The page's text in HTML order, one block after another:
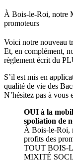
À Bois-le-Roi, notre
promoteurs
Voici notre nouveau
Et, en complément,
règlement écrit du
S’il est mis en
qualité de vie des
N’hésitez pas à vous
OUI à la
spoliation de
À Bois-le-Roi,
profits des
TOUT BOIS-
MIXITÉ